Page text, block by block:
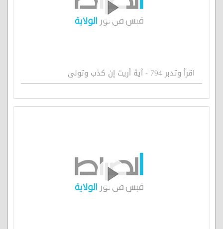
اقرأ وتدبر 794 - آية أريت إن كذب وتولى